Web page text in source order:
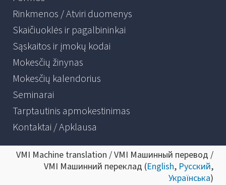
Rinkmenos / Atviri duomenys
Skaičiuoklės ir pagalbininkai
Sąskaitos ir įmokų kodai
Mokesčių žinynas
Mokesčių kalendorius
Seminarai
Tarptautinis apmokestinimas
Kontaktai / Apklausa
VMI Machine translation / VMI Машинный перевод /
VMI Машинний переклад (English, Русский,
Українська)